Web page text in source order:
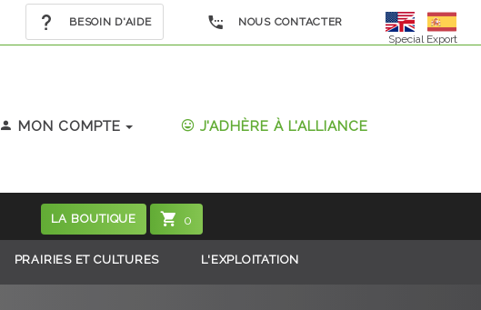
BESOIN D'AIDE
NOUS CONTACTER
Special Export
MON COMPTE J'ADHÈRE À L'ALLIANCE
LA BOUTIQUE 0
PRAIRIES ET CULTURES L'EXPLOITATION